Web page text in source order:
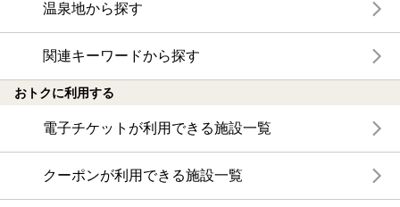
温泉地から探す
関連キーワードから探す
おトクに利用する
電子チケットが利用できる施設一覧
クーポンが利用できる施設一覧